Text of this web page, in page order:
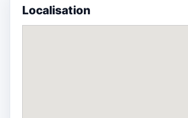
Localisation